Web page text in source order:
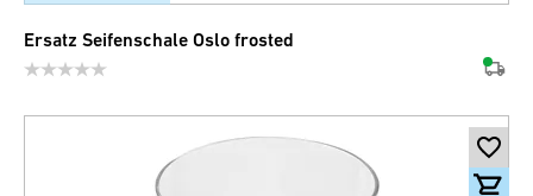
Ersatz Seifenschale Oslo frosted